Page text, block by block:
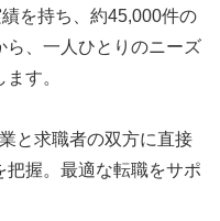
を持ち、約45,000件の
ら、一人ひとりのニーズ
す。
と求職者の双方に直接
把握。最適な転職をサポ